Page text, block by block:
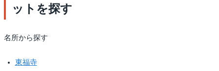
ットを探す
名所から探す
東福寺